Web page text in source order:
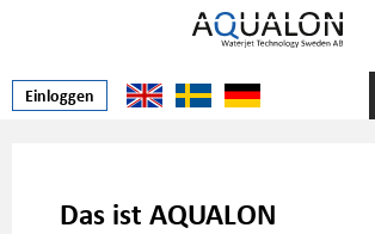
Einloggen
Das ist AQUALON